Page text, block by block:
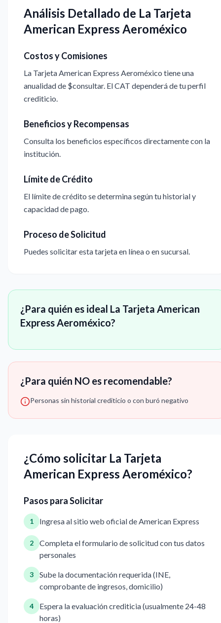
Análisis Detallado de La Tarjeta
American Express Aeroméxico
Costos y Comisiones
La Tarjeta American Express Aeroméxico tiene una
anualidad de $consultar. El CAT dependerá de tu perfil
crediticio.
Beneficios y Recompensas
Consulta los beneficios específicos directamente con la
institución.
Límite de Crédito
El límite de crédito se determina según tu historial y
capacidad de pago.
Proceso de Solicitud
Puedes solicitar esta tarjeta en línea o en sucursal.
¿Para quién es ideal La Tarjeta American
Express Aeroméxico?
¿Para quién NO es recomendable?
Personas sin historial crediticio o con buró negativo
¿Cómo solicitar La Tarjeta
American Express Aeroméxico?
Pasos para Solicitar
1 Ingresa al sitio web oficial de American Express
2
Completa el formulario de solicitud con tus datos
personales
3
Sube la documentación requerida (INE,
comprobante de ingresos, domicilio)
4
Espera la evaluación crediticia (usualmente 24-48
horas)